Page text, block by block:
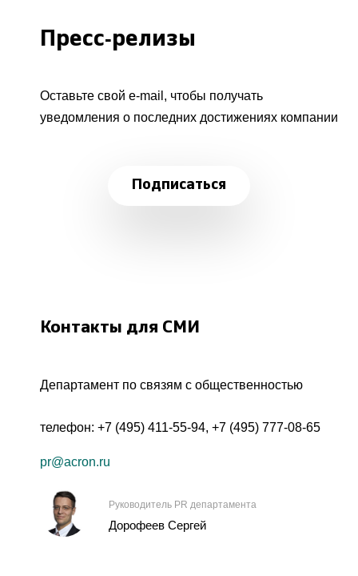
Пресс-релизы
Оставьте свой e-mail, чтобы получать
уведомления о последних достижениях компании
Подписаться
Контакты для СМИ
Департамент по связям с общественностью
телефон: +7 (495) 411-55-94, +7 (495) 777-08-65
pr@acron.ru
Руководитель PR департамента
Дорофеев Сергей